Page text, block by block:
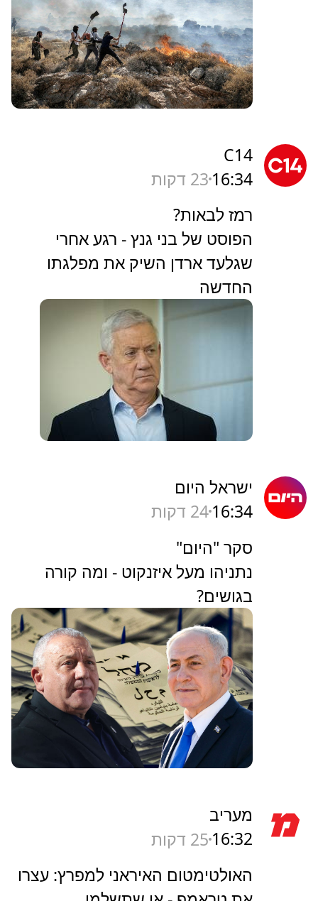
C14
16:34 23 דקות
רמז לבאות?
הפוסט של בני גנץ - רגע אחרי
שגלעד ארדן השיק את מפלגתו
החדשה
ישראל היום
16:3424 דקות
סקר "היום"
נתניהו מעל איזנקוט - ומה קורה
בגושים?
מעריב
16:32 25 דקות
האולטימטום האיראני למפרץ: עצרו